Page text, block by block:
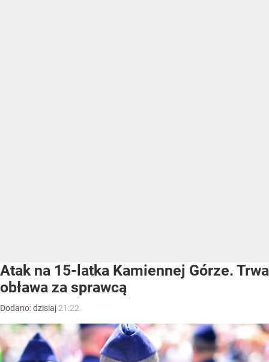
Atak na 15-latka Kamiennej Górze. Trwa
obława za sprawcą
Dodano:dzisiaj 21:22